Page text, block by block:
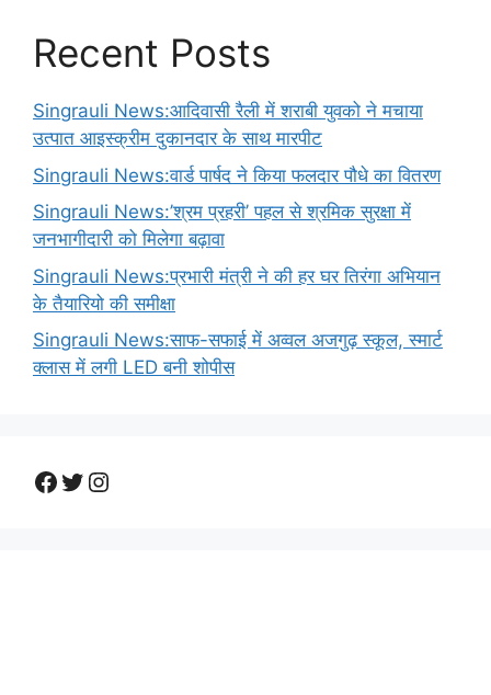
Recent Posts
Singrauli News:आदिवासी रैली में शराबी युवको ने मचाया
उत्पात आइस्क्रीम दुकानदार के साथ मारपीट
Singrauli News:वार्ड पार्षद ने किया फलदार पौधे का वितरण
Singrauli News:’श्रम प्रहरी’ पहल से श्रमिक सुरक्षा में
जनभागीदारी को मिलेगा बढ़ावा
Singrauli News:प्रभारी मंत्री ने की हर घर तिरंगा अभियान
के तैयारियो की समीक्षा
Singrauli News:साफ-सफाई में अव्वल अजगुढ़ स्कूल, स्मार्ट
क्लास में लगी LED बनी शोपीस
Facebook
Twitter
Instagram